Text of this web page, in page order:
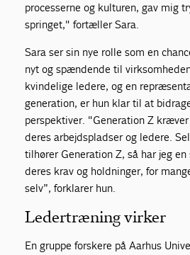
processerne og kulturen, gav mig
springet," fortæller Sara.
Sara ser sin nye rolle som en
nyt og spændende til
kvindelige ledere, og en
generation, er hun klar til at
perspektiver. "Generation Z
deres arbejdspladser og ledere.
tilhører Generation Z, så har jeg
deres krav og holdninger, for
selv”, forklarer hun.
Ledertræning virker
En gruppe forskere på Aarhus